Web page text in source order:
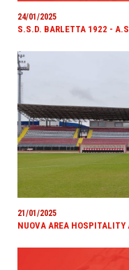
24/01/2025
S.S.D. BARLETTA 1922 -
21/01/2025
NUOVA AREA